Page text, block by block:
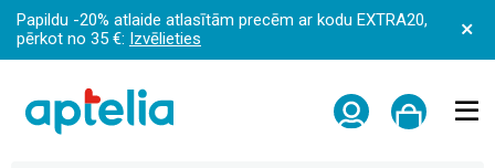
Papildu -20% atlaide atlasītām precēm ar kodu EXTRA20,
pērkot no 35 €: Izvēlieties